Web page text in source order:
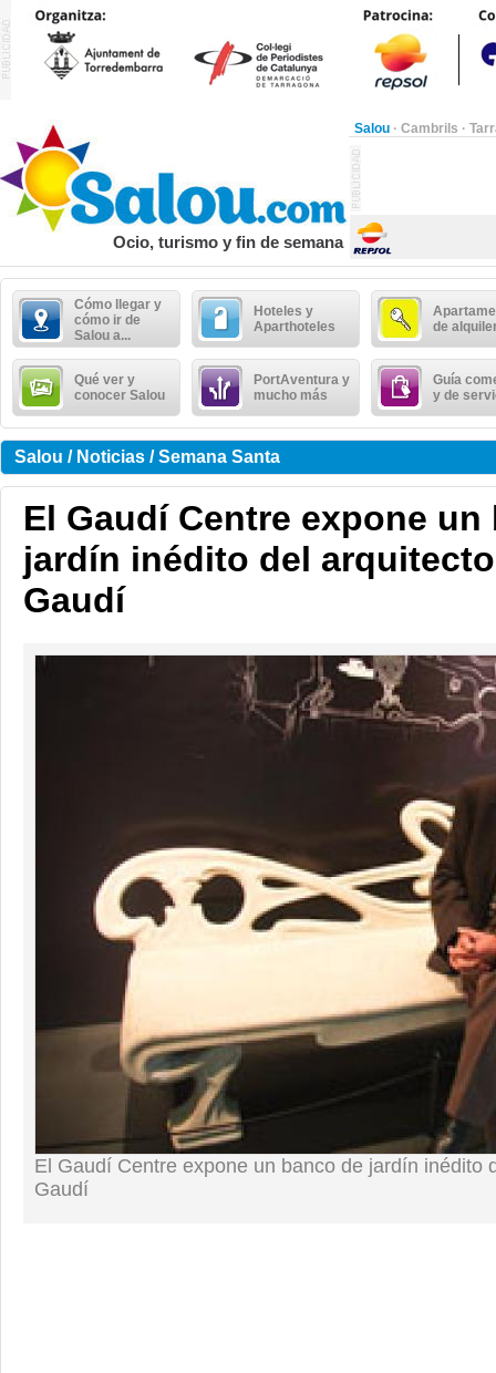
Salou · Cambrils ·
Ocio, turismo y fin de semana
Cómo llegar y
cómo ir de
Salou a...
Hoteles y
Aparthoteles
de
Qué ver y
conocer Salou
PortAventura y
mucho más
Guía
y de
Salou / Noticias / Semana Santa
El Gaudí Centre expone un
jardín inédito del
Gaudí
El Gaudí Centre expone un banco de jardín inédito
Gaudí